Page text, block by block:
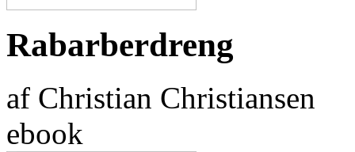
Rabarberdreng
af Christian Christiansen
ebook